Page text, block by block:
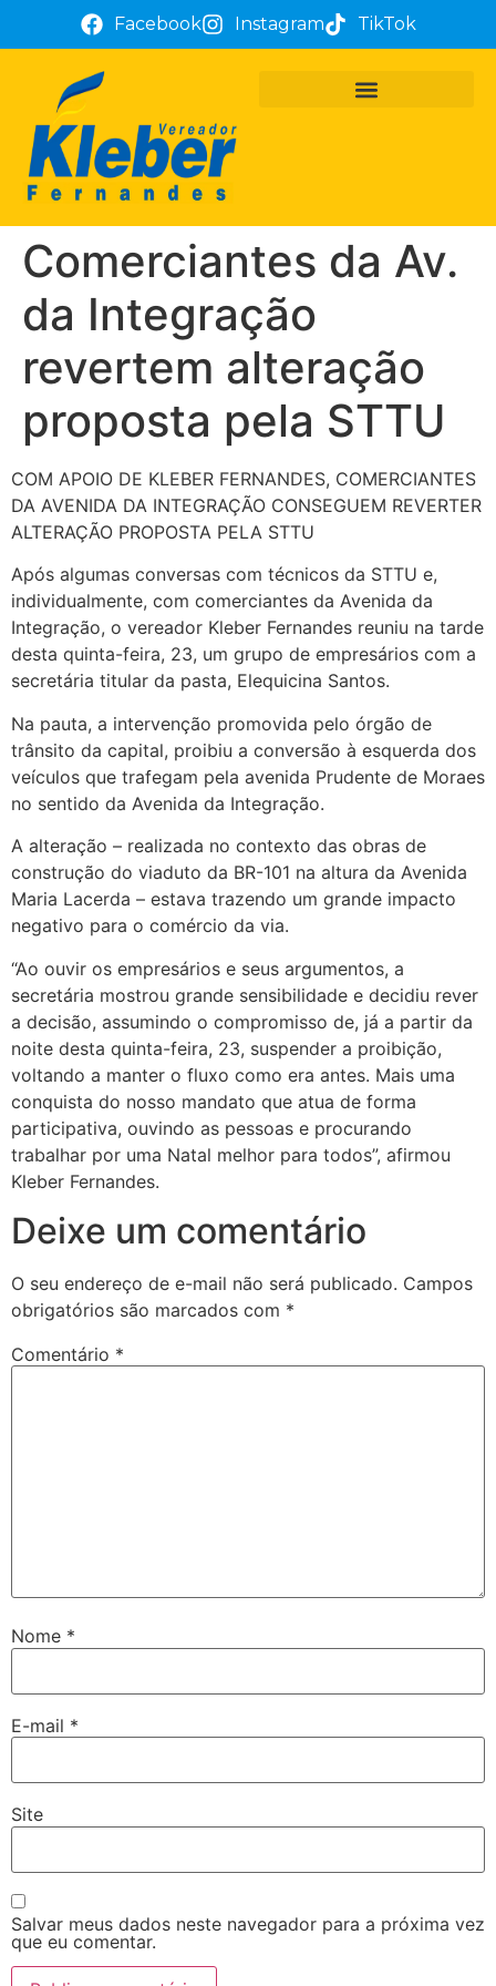
Facebook Instagram TikTok
Comerciantes da Av.
da Integração
revertem alteração
proposta pela STTU
COM APOIO DE KLEBER FERNANDES, COMERCIANTES
DA AVENIDA DA INTEGRAÇÃO CONSEGUEM REVERTER
ALTERAÇÃO PROPOSTA PELA STTU
Após algumas conversas com técnicos da STTU e,
individualmente, com comerciantes da Avenida da
Integração, o vereador Kleber Fernandes reuniu na tarde
desta quinta-feira, 23, um grupo de empresários com a
secretária titular da pasta, Elequicina Santos.
Na pauta, a intervenção promovida pelo órgão de
trânsito da capital, proibiu a conversão à esquerda dos
veículos que trafegam pela avenida Prudente de Moraes
no sentido da Avenida da Integração.
A alteração – realizada no contexto das obras de
construção do viaduto da BR-101 na altura da Avenida
Maria Lacerda – estava trazendo um grande impacto
negativo para o comércio da via.
“Ao ouvir os empresários e seus argumentos, a
secretária mostrou grande sensibilidade e decidiu rever
a decisão, assumindo o compromisso de, já a partir da
noite desta quinta-feira, 23, suspender a proibição,
voltando a manter o fluxo como era antes. Mais uma
conquista do nosso mandato que atua de forma
participativa, ouvindo as pessoas e procurando
trabalhar por uma Natal melhor para todos”, afirmou
Kleber Fernandes.
Deixe um comentário
O seu endereço de e-mail não será publicado. Campos
obrigatórios são marcados com *
Comentário *
Nome *
E-mail *
Site
Salvar meus dados neste navegador para a próxima vez
que eu comentar.